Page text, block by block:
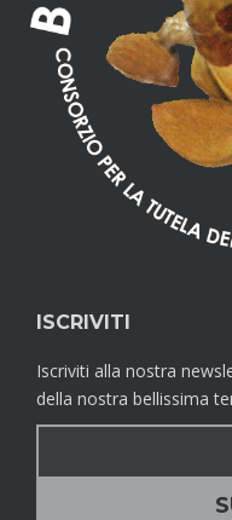
ISCRIVITI
Iscriviti alla nostra
della nostra bellissima